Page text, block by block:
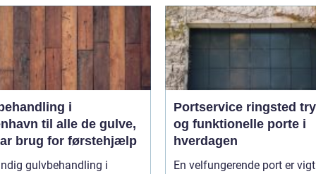
i
til alle de gulve,
brug for førstehjælp
gulvbehandling i
Portservice ringsted trygge
og funktionelle porte i
hverdagen
En velfungerende port er